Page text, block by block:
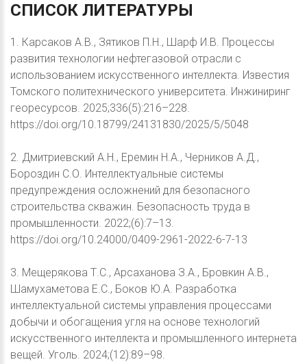
СПИСОК ЛИТЕРАТУРЫ
1. Карсаков А.В., Зятиков П.Н., Шарф И.В. Процессы
развития технологии нефтегазовой отрасли с
использованием искусственного интеллекта. Известия
Томского политехнического университета. Инжиниринг
георесурсов. 2025;336(5):216–228.
https://doi.org/10.18799/24131830/2025/5/5048
2. Дмитриевский А.Н., Еремин Н.А., Черников А.Д.,
Бороздин С.О. Интеллектуальные системы
предупреждения осложнений для безопасного
строительства скважин. Безопасность труда в
промышленности. 2022;(6):7–13.
https://doi.org/10.24000/0409-2961-2022-6-7-13
3. Мещерякова Т.С., Арсаханова З.А., Бровкин А.В.,
Шамухаметова Е.С., Боков Ю.А. Разработка
интеллектуальной системы управления процессами
добычи и обогащения угля на основе технологий
искусственного интеллекта и промышленного интернета
вещей. Уголь. 2024;(12):89–98.